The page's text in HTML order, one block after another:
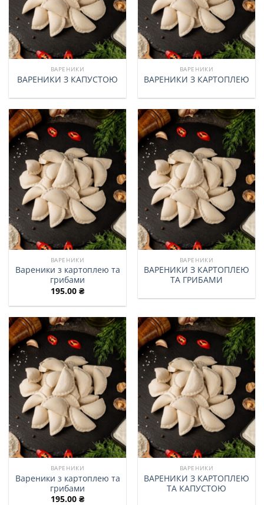
ВАРЕНИКИ
ВАРЕНИКИ З КАПУСТОЮ
ВАРЕНИКИ
ВАРЕНИКИ З КАРТОПЛЕЮ
ВАРЕНИКИ
Вареники з картоплею та
грибами
195.00 ₴
ВАРЕНИКИ
ВАРЕНИКИ З КАРТОПЛЕЮ
ТА ГРИБАМИ
ВАРЕНИКИ
Вареники з картоплею та
грибами
195.00 ₴
ВАРЕНИКИ
ВАРЕНИКИ З КАРТОПЛЕЮ
ТА КАПУСТОЮ